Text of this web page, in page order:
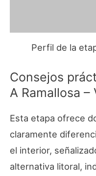
Perfil de la
Consejos
A Ramallosa –
Esta etapa ofrece
claramente
el interior,
alternativa litoral,